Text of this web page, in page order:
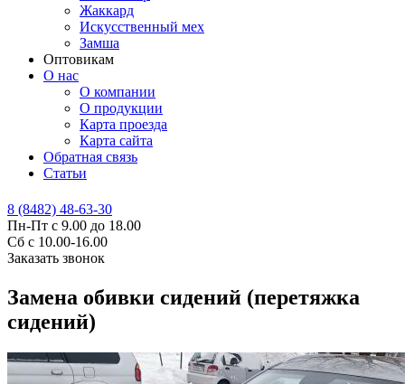
Жаккард
Искусственный мех
Замша
Оптовикам
О нас
О компании
О продукции
Карта проезда
Карта сайта
Обратная связь
Статьи
8 (8482) 48-63-30
Пн-Пт с 9.00 до 18.00
Сб с 10.00-16.00
Заказать звонок
Замена обивки сидений (перетяжка
сидений)